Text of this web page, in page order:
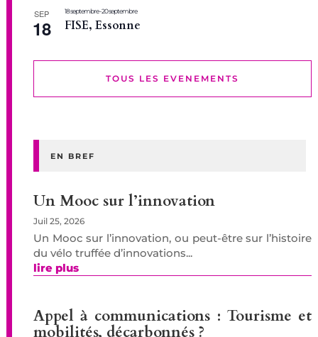
SEP
18
18 septembre-20 septembre
FISE, Essonne
TOUS LES EVENEMENTS
EN BREF
Un Mooc sur l’innovation
Juil 25, 2026
Un Mooc sur l’innovation, ou peut-être sur l’histoire
du vélo truffée d’innovations...
lire plus
Appel à communications : Tourisme et
mobilités, décarbonnés ?